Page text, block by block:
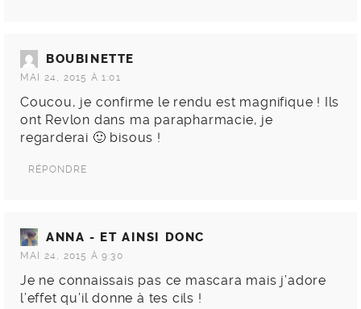
BOUBINETTE
MAI 24, 2015 À 1:01
Coucou, je confirme le rendu est magnifique ! Ils
ont Revlon dans ma parapharmacie, je
regarderai 🙂 bisous !
RÉPONDRE
ANNA - ET AINSI DONC
MAI 24, 2015 À 9:30
Je ne connaissais pas ce mascara mais j’adore
l’effet qu’il donne à tes cils !